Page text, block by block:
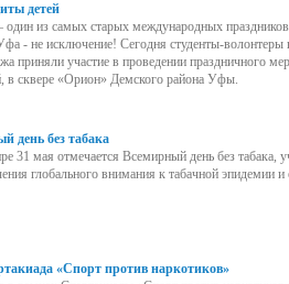
детей
из самых старых международных
- не исключение! Сегодня студенты-
приняли участие в проведении праздничного
в сквере «Орион» Демского района Уфы.
день без табака
31 мая отмечается Всемирный день без
глобального внимания к табачной эпидемии
«Спорт против наркотиков»